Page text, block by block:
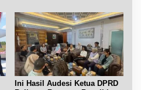
Ini Hasil Audesi Ketua DPRD